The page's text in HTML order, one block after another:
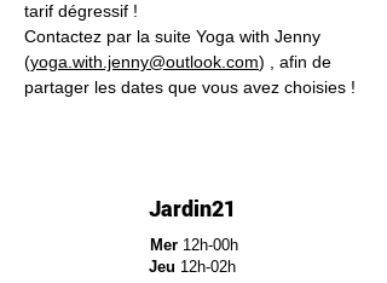
tarif dégressif !
Contactez par la suite Yoga with Jenny
(yoga.with.jenny@outlook.com) , afin de
partager les dates que vous avez choisies !
Jardin21
Mer12h-00h
Jeu 12h-02h